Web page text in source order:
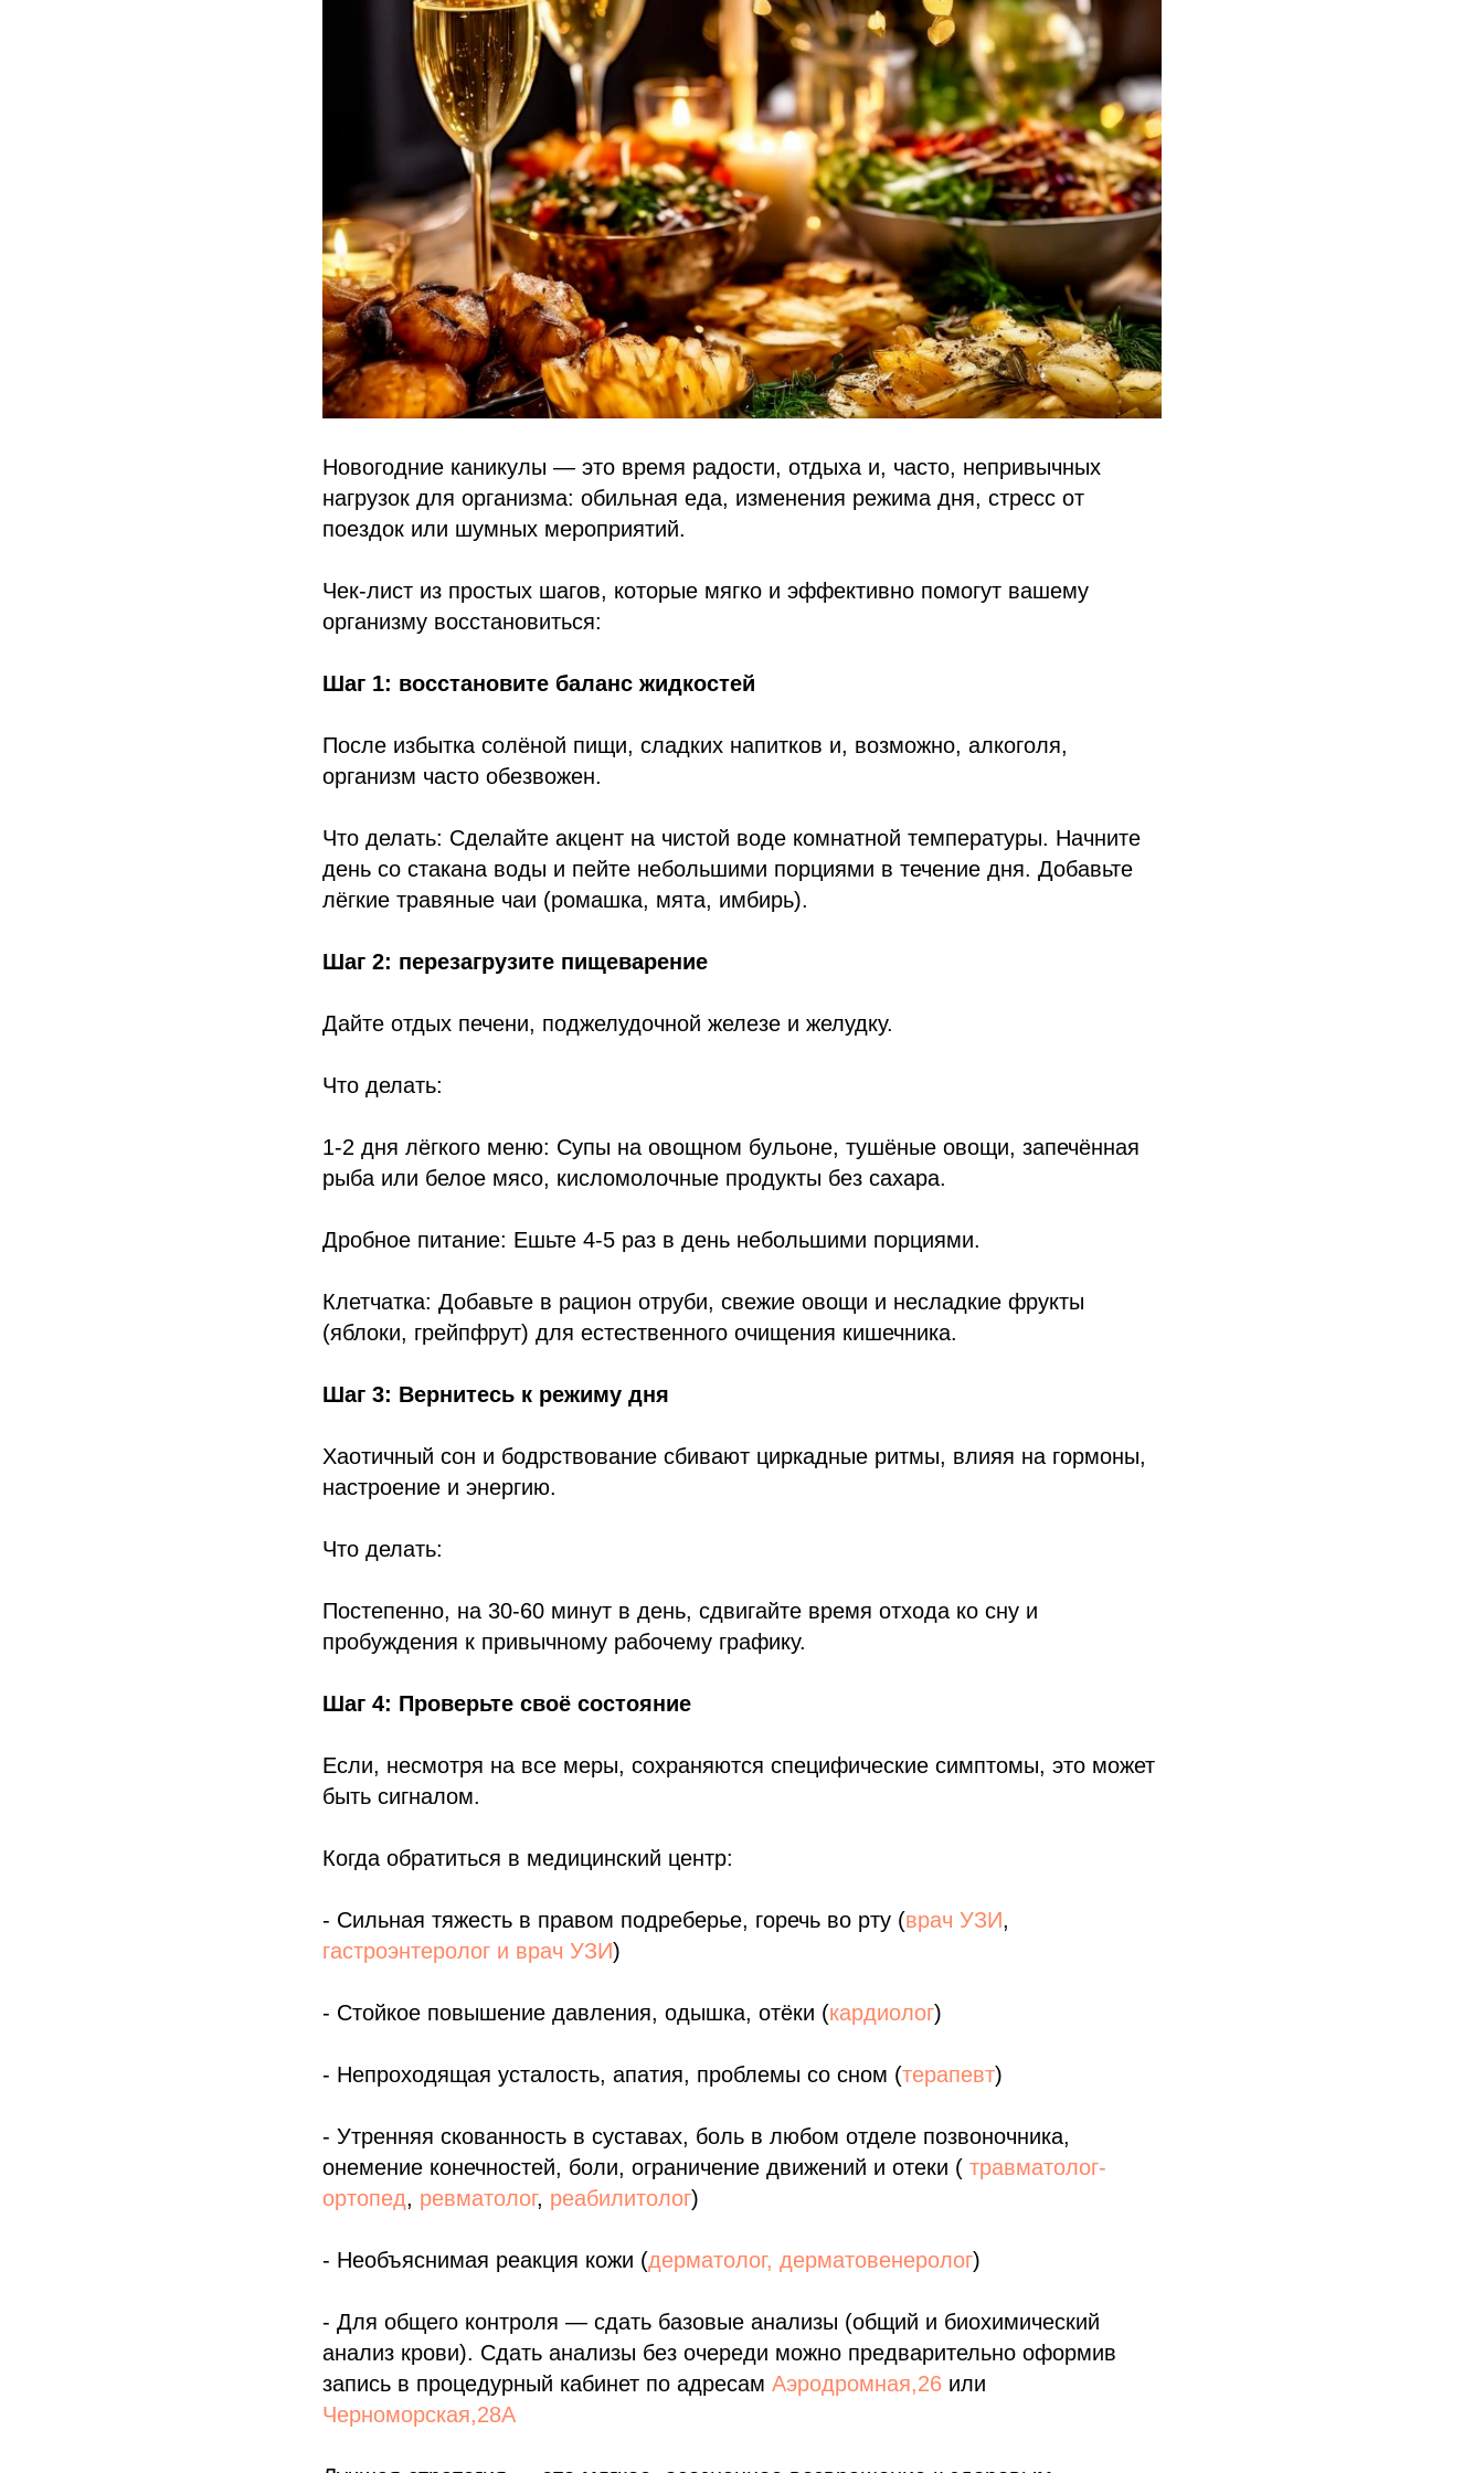
Новогодние каникулы — это время радости, отдыха и, часто, непривычных
нагрузок для организма: обильная еда, изменения режима дня, стресс от
поездок или шумных мероприятий.
Чек-лист из простых шагов, которые мягко и эффективно помогут вашему
организму восстановиться:
Шаг 1: восстановите баланс жидкостей
После избытка солёной пищи, сладких напитков и, возможно, алкоголя,
организм часто обезвожен.
Что делать: Сделайте акцент на чистой воде комнатной температуры. Начните
день со стакана воды и пейте небольшими порциями в течение дня. Добавьте
лёгкие травяные чаи (ромашка, мята, имбирь).
Шаг 2: перезагрузите пищеварение
Дайте отдых печени, поджелудочной железе и желудку.
Что делать:
1-2 дня лёгкого меню: Супы на овощном бульоне, тушёные овощи, запечённая
рыба или белое мясо, кисломолочные продукты без сахара.
Дробное питание: Ешьте 4-5 раз в день небольшими порциями.
Клетчатка: Добавьте в рацион отруби, свежие овощи и несладкие фрукты
(яблоки, грейпфрут) для естественного очищения кишечника.
Шаг 3: Вернитесь к режиму дня
Хаотичный сон и бодрствование сбивают циркадные ритмы, влияя на гормоны,
настроение и энергию.
Что делать:
Постепенно, на 30-60 минут в день, сдвигайте время отхода ко сну и
пробуждения к привычному рабочему графику.
Шаг 4: Проверьте своё состояние
Если, несмотря на все меры, сохраняются специфические симптомы, это может
быть сигналом.
Когда обратиться в медицинский центр:
- Сильная тяжесть в правом подреберье, горечь во рту (врач УЗИ,
гастроэнтеролог и врач УЗИ)
- Стойкое повышение давления, одышка, отёки (кардиолог)
- Непроходящая усталость, апатия, проблемы со сном (терапевт)
- Утренняя скованность в суставах, боль в любом отделе позвоночника,
онемение конечностей, боли, ограничение движений и отеки ( травматолог-
ортопед, ревматолог, реабилитолог)
- Необъяснимая реакция кожи (дерматолог, дерматовенеролог)
- Для общего контроля — сдать базовые анализы (общий и биохимический
анализ крови). Сдать анализы без очереди можно предварительно оформив
запись в процедурный кабинет по адресам Аэродромная,26 или
Черноморская,28А